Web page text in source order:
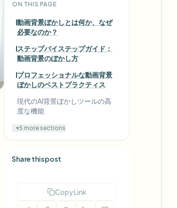
ON THIS PAGE
動画背景ぼかしとは何か、なぜ
必要なのか？
ステップバイステップガイド：
動画背景のぼかし方
プロフェッショナルな動画背景
ぼかしのベストプラクティス
現代のAI背景ぼかしツールの高
度な機能
▾5 more sections
Share this post
Copy Link